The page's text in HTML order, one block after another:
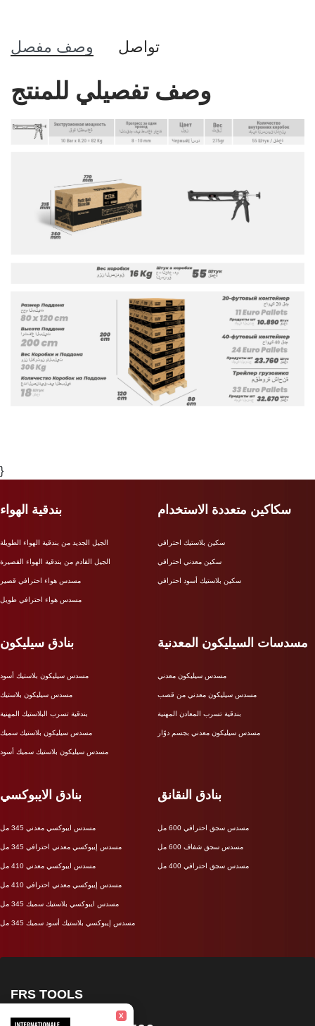
X
وصف مفصل تواصل
وصف تفصيلي للمنتج
}
بندقية الهواء
الجيل الجديد من بندقية الهواء الطويلة
الجيل القادم من بندقية الهواء القصيرة
مسدس هواء احترافي قصير
مسدس هواء احترافي طويل
سكاكين متعددة الاستخدام
سكين بلاستيك احترافي
سكين معدني احترافي
سكين بلاستيك أسود احترافي
بنادق سيليكون
مسدس سيليكون بلاستيك أسود
مسدس سيليكون بلاستيك
بندقية تسرب البلاستيك المهنية
مسدس سيليكون بلاستيك سميك
مسدس سيليكون بلاستيك سميك أسود
مسدسات السيليكون المعدنية
مسدس سيليكون معدني
مسدس سيليكون معدني من قصب
بندقية تسرب المعادن المهنية
مسدس سيليكون معدني بجسم دوّار
بنادق الايبوكسي
مسدس ايبوكسي معدني 345 مل
مسدس إيبوكسي معدني احترافي 345 مل
مسدس ايبوكسي معدني 410 مل
مسدس إيبوكسي معدني احترافي 410 مل
مسدس ايبوكسي بلاستيك سميك 345 مل
مسدس إيبوكسي بلاستيك أسود سميك 345 مل
بنادق النقانق
مسدس سجق احترافي 600 مل
مسدس سجق شفاف 600 مل
مسدس سجق احترافي 400 مل
FRS TOOLS